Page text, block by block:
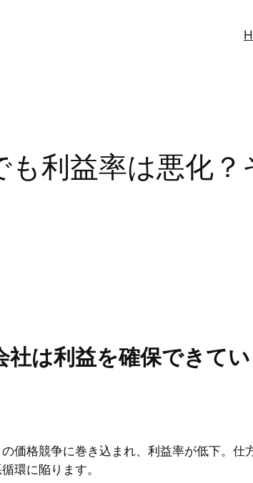
利益率は悪化？
は利益を確保できて
価格競争に巻き込まれ、利益率が低下。仕
環に陥ります。